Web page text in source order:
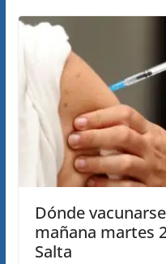
Dónde
mañana martes
Salta